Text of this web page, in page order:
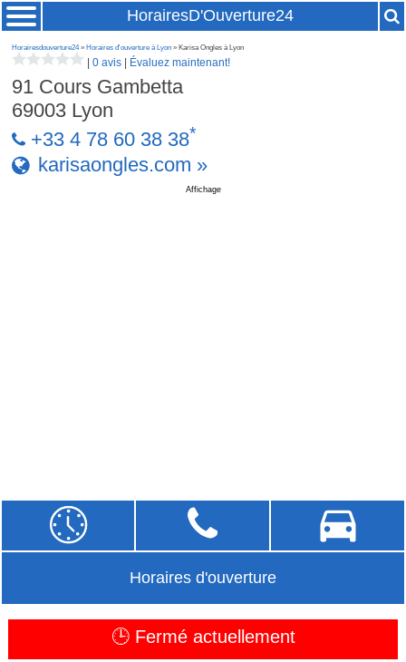
HorairesD'Ouverture24
Horairesdouverture24» Horaires d'ouverture à Lyon » Karisa Ongles à Lyon
|0 avis Évaluez maintenant!
91 Cours Gambetta
69003 Lyon
+33 4 78 60 38 38*
karisaongles.com »
Affichage
Horaires d'ouverture
🕒 Fermé actuellement